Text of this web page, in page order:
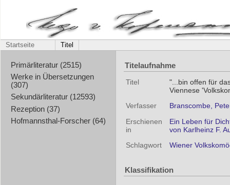
Startseite Titel
Primärliteratur (2515)
Werke in Übersetzungen
(307)
Sekundärliteratur (12593)
Rezeption (37)
Hofmannsthal-Forscher (64)
Titelaufnahme
Titel
"...bin offen für
Viennese
Verfasser
Branscombe,
Erschienen
in
Ein Leben für
von Karlheinz F.
Schlagwort
Wiener
Klassifikation